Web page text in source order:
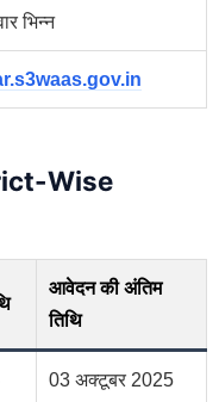
भिन्न
Wise
आवेदन की अंतिम
तिथि
03 अक्टूबर 2025